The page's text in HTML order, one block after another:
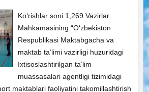
Ko‘rishlar soni 1,269 Vazirlar
Mahkamasining “O‘zbekiston
Respublikasi Maktabgacha va
maktab ta’limi vazirligi huzuridagi
Ixtisoslashtirilgan ta’lim
muassasalari agentligi tizimidagi
maktablari faoliyatini takomillashtirish